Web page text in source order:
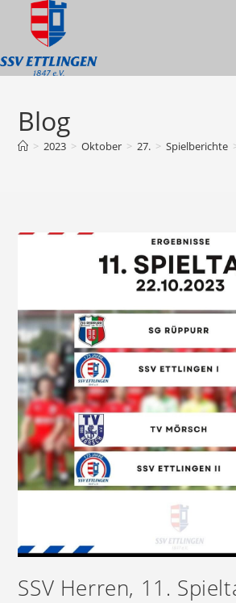
springen
Blog
> 2023 > Oktober > 27. > Spielberichte
SSV Herren, 11.